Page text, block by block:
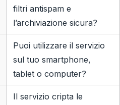
filtri antispam e
l’archiviazione sicura?
Puoi utilizzare il servizio
sul tuo smartphone,
tablet o computer?
Il servizio cripta le